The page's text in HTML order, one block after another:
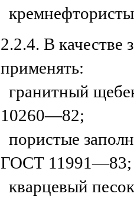
2.2.4. В качестве
применять:
гранитный
10260—82;
пористые
ГОСТ 11991—83;
кварцевый